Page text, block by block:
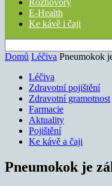
Rozhovory
E-Health
Ke kávě i čaji
Domů Léčiva Pneumokok
Léčiva
Zdravotní pojištění
Zdravotní gramotnost
Farmacie
Aktuality
Pojištění
Ke kávě a čaji
Pneumokok je